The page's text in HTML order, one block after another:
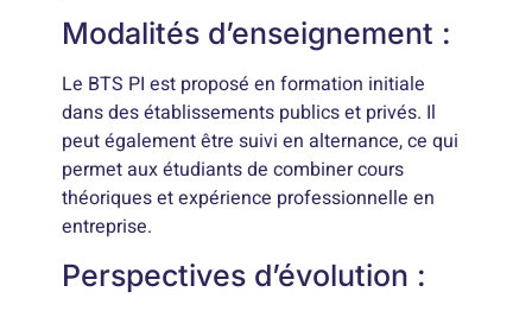
Modalités d’enseignement :
Le BTS PI est proposé en formation initiale
dans des établissements publics et privés. Il
peut également être suivi en alternance, ce qui
permet aux étudiants de combiner cours
théoriques et expérience professionnelle en
entreprise.
Perspectives d’évolution :